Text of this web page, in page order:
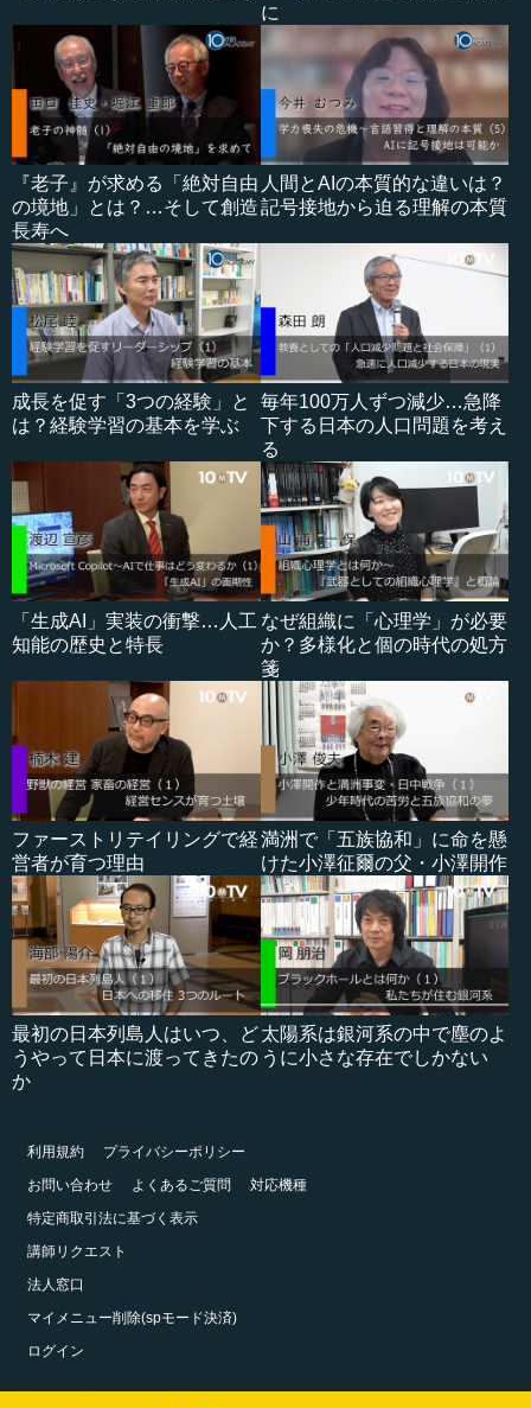
に
『老子』が求める「絶対自由
の境地」とは？…そして創造
長寿へ
人間とAIの本質的な違いは？
記号接地から迫る理解の本質
成長を促す「3つの経験」と
は？経験学習の基本を学ぶ
毎年100万人ずつ減少…急降
下する日本の人口問題を考え
る
「生成AI」実装の衝撃…人工
知能の歴史と特長
なぜ組織に「心理学」が必要
か？多様化と個の時代の処方
箋
ファーストリテイリングで経
営者が育つ理由
満洲で「五族協和」に命を懸
けた小澤征爾の父・小澤開作
最初の日本列島人はいつ、ど
うやって日本に渡ってきたの
か
太陽系は銀河系の中で塵のよ
うに小さな存在でしかない
利用規約
プライバシーポリシー
お問い合わせ
よくあるご質問
対応機種
特定商取引法に基づく表示
講師リクエスト
法人窓口
マイメニュー削除(spモード決済)
ログイン